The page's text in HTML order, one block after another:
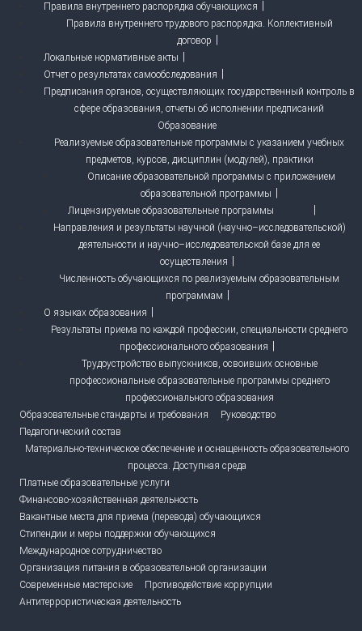
Правила внутреннего распорядка обучающихся
Правила внутреннего трудового распорядка. Коллективный
договор
Локальные нормативные акты
Отчет о результатах самообследования
Предписания органов, осуществляющих государственный контроль в
сфере образования, отчеты об исполнении предписаний
Образование
Реализуемые образовательные программы с указанием учебных
предметов, курсов, дисциплин (модулей), практики
Описание образовательной программы с приложением
образовательной программы
Лицензируемые образовательные программы
Направления и результаты научной (научно–исследовательской)
деятельности и научно–исследовательской базе для ее
осуществления
Численность обучающихся по реализуемым образовательным
программам
О языках образования
Результаты приема по каждой профессии, специальности среднего
профессионального образования
Трудоустройство выпускников, освоивших основные
профессиональные образовательные программы среднего
профессионального образования
Образовательные стандарты и требования
Руководство
Педагогический состав
Материально-техническое обеспечение и оснащенность образовательного
процесса. Доступная среда
Платные образовательные услуги
Финансово-хозяйственная деятельность
Вакантные места для приема (перевода) обучающихся
Стипендии и меры поддержки обучающихся
Международное сотрудничество
Организация питания в образовательной организации
Современные мастерские
Противодействие коррупции
Антитеррористическая деятельность